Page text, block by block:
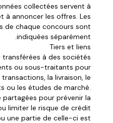
collectées servent à
à annoncer les offres. Les
de chaque concours sont
indiquées séparément.
Tiers et liens
à des sociétés
ou sous-traitants pour
la livraison, le
ou les études de marché.
partagées pour prévenir la
limiter le risque de crédit.
une partie de celle-ci est